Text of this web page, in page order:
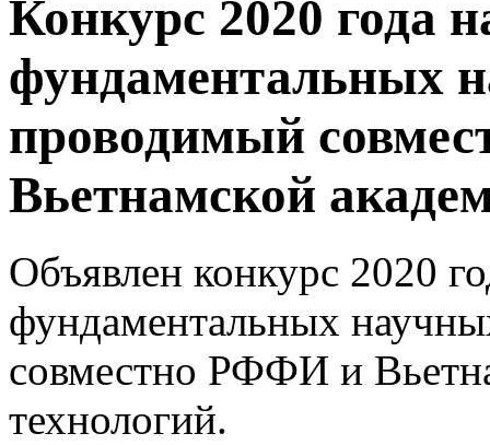
Конкурс 2020 года
фундаментальных
проводимый
Вьетнамской
Объявлен конкурс 2020
фундаментальных
совместно РФФИ и
технологий.